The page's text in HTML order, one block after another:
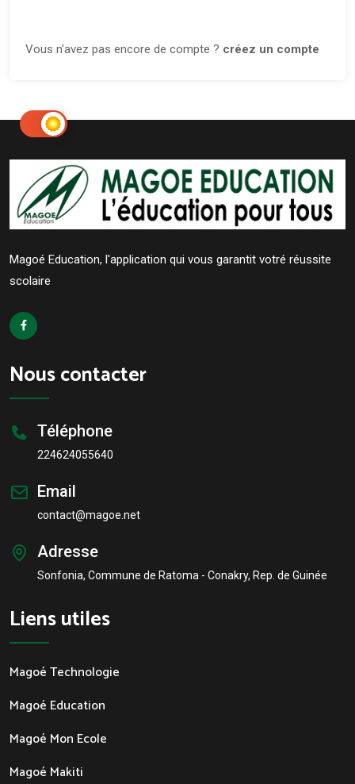
Vous n'avez pas encore de compte ? créez un compte
Magoé Education, l'application qui vous garantit votré réussite
scolaire
Nous contacter
Téléphone
224624055640
Email
contact@magoe.net
Adresse
Sonfonia, Commune de Ratoma - Conakry, Rep. de Guinée
Liens utiles
Magoé Technologie
Magoé Education
Magoé Mon Ecole
Magoé Makiti